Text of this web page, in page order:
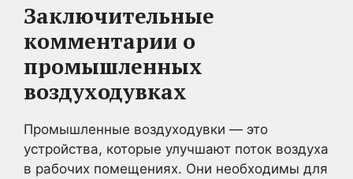
Заключительные
комментарии о
промышленных
воздуходувках
Промышленные воздуходувки — это
устройства, которые улучшают поток воздуха
в рабочих помещениях. Они необходимы для